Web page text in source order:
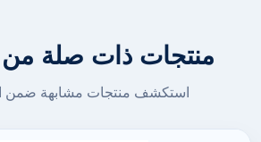
منتجات ذات صلة
استكشف منتجات مشابهة ضمن